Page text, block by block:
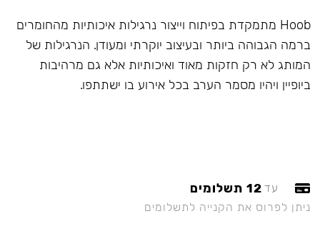
Hoob מתמקדת בפיתוח וייצור נרגילות איכותיות מהחומרים
ברמה הגבוהה ביותר ובעיצוב יוקרתי ומעודן. הנרגילות של
המותג לא רק חזקות מאוד ואיכותיות אלא גם מרהיבות
ביופיין ויהיו מסמר הערב בכל אירוע בו ישתתפו.
עד 12 תשלומים
ניתן לפרוס את הקנייה לתשלומים